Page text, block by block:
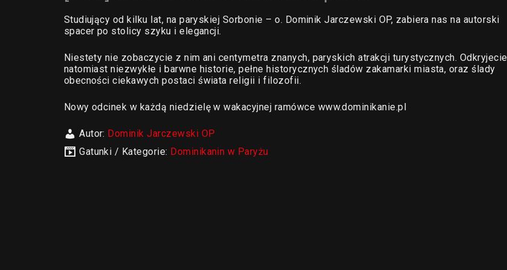
Studiujący od kilku lat, na paryskiej Sorbonie – o. Dominik Jarczewski OP, zabiera nas na autorski
spacer po stolicy szyku i elegancji.
Niestety nie zobaczycie z nim ani centymetra znanych, paryskich atrakcji turystycznych. Odkryjecie
natomiast niezwykłe i barwne historie, pełne historycznych śladów zakamarki miasta, oraz ślady
obecności ciekawych postaci świata religii i filozofii.
Nowy odcinek w każdą niedzielę w wakacyjnej ramówce www.dominikanie.pl
Autor: Dominik Jarczewski OP
Gatunki / Kategorie: Dominikanin w Paryżu